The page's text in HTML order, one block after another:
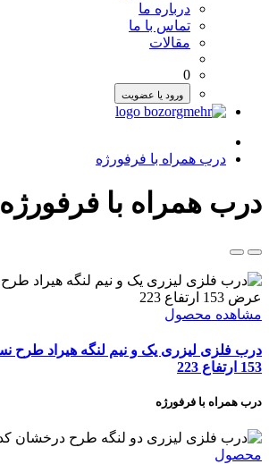
درباره ما
تماس با ما
مقالات
0
ورود یا عضویت
درب همراه با فرفورژه
درب همراه با فرفورژه
مشاهده محصول
153 ارتفاع 223
درب همراه با فرفورژه
محصول